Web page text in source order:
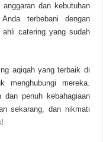
dan kebutuhan
terbebani dengan
catering yang sudah
aqiqah yang terbaik di
menghubungi mereka.
dan penuh kebahagiaan
sekarang, dan nikmati